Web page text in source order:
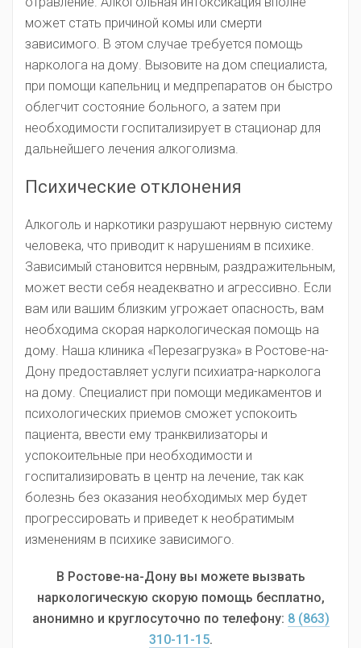
может стать причиной комы или смерти
зависимого. В этом случае требуется помощь
нарколога на дому. Вызовите на дом специалиста,
при помощи капельниц и медпрепаратов он быстро
облегчит состояние больного, а затем при
необходимости госпитализирует в стационар для
дальнейшего лечения алкоголизма.
Психические отклонения
Алкоголь и наркотики разрушают нервную систему
человека, что приводит к нарушениям в психике.
Зависимый становится нервным, раздражительным,
может вести себя неадекватно и агрессивно. Если
вам или вашим близким угрожает опасность, вам
необходима скорая наркологическая помощь на
дому. Наша клиника «Перезагрузка» в Ростове-на-
Дону предоставляет услуги психиатра-нарколога
на дому. Специалист при помощи медикаментов и
психологических приемов сможет успокоить
пациента, ввести ему транквилизаторы и
успокоительные при необходимости и
госпитализировать в центр на лечение, так как
болезнь без оказания необходимых мер будет
прогрессировать и приведет к необратимым
изменениям в психике зависимого.
В Ростове-на-Дону вы можете вызвать
наркологическую скорую помощь бесплатно,
анонимно и круглосуточно по телефону: 8 (863)
310-11-15.